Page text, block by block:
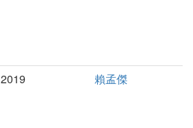
2019 賴孟傑